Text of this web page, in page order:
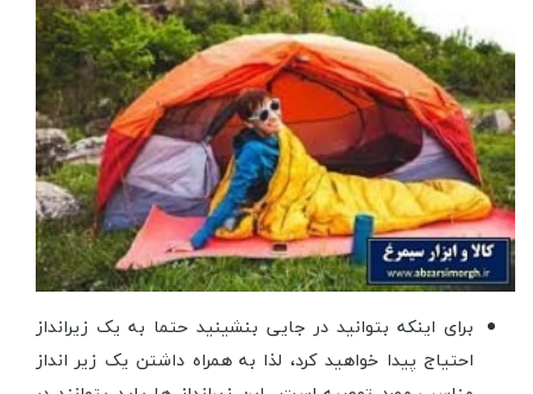
برای اینکه بتوانید در جایی بنشینید حتما به یک زیرانداز
احتیاج پیدا خواهید کرد، لذا به همراه داشتن یک زیر انداز